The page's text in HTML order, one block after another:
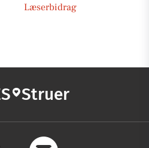
Læserbidrag
Struer